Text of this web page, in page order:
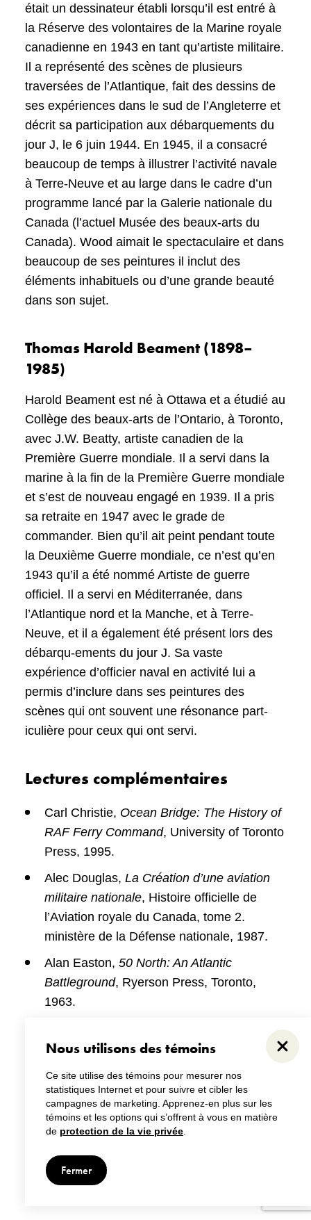
Nous utilisons des témoins
Ce site utilise des témoins pour mesurer nos
statistiques Internet et pour suivre et cibler les
campagnes de marketing. Apprenez-en plus sur les
témoins et les options qui s’offrent à vous en matière
de protection de la vie privée
Fermer
était un dessinateur établi lorsqu’il est entré à
la Réserve des volontaires de la Marine royale
canadienne en 1943 en tant qu’artiste militaire.
Il a représenté des scènes de plusieurs
traversées de l’Atlantique, fait des dessins de
ses expériences dans le sud de l’Angleterre et
décrit sa participation aux débarquements du
jour J, le 6 juin 1944. En 1945, il a consacré
beaucoup de temps à illustrer l’activité navale
à Terre-Neuve et au large dans le cadre d’un
programme lancé par la Galerie nationale du
Canada (l’actuel Musée des beaux-arts du
Canada). Wood aimait le spectaculaire et dans
beaucoup de ses peintures il inclut des
éléments inhabituels ou d’une grande beauté
dans son sujet.
Thomas Harold Beament (1898–
1985)
Harold Beament est né à Ottawa et a étudié au
Collège des beaux-arts de l’Ontario, à Toronto,
avec J.W. Beatty, artiste canadien de la
Première Guerre mondiale. Il a servi dans la
marine à la fin de la Première Guerre mondiale
et s’est de nouveau engagé en 1939. Il a pris
sa retraite en 1947 avec le grade de
commander. Bien qu’il ait peint pendant toute
la Deuxième Guerre mondiale, ce n’est qu’en
1943 qu’il a été nommé Artiste de guerre
officiel. Il a servi en Méditerranée, dans
l’Atlantique nord et la Manche, et à Terre-
Neuve, et il a également été présent lors des
débarqu-ements du jour J. Sa vaste
expérience d’officier naval en activité lui a
permis d’inclure dans ses peintures des
scènes qui ont souvent une résonance part-
iculière pour ceux qui ont servi.
Lectures complémentaires
Carl Christie, Ocean Bridge: The History of
RAF Ferry Command, University of Toronto
Press, 1995.
Alec Douglas, La Création d’une aviation
militaire nationale, Histoire officielle de
l’Aviation royale du Canada, tome 2.
ministère de la Défense nationale, 1987.
Alan Easton, 50 North: An Atlantic
Battleground, Ryerson Press, Toronto,
1963.
Atlantic World 1929-1949, McGill-Queen’s
Steve Neary,The Enemy at our Doorstep
Jesperson Press, St. John’s, 1994.
Bernard Ransom,Canada’s ‘Newfyjohn’
Tenancy: the Royal Canadian Navy in St.
John’s 1941-45